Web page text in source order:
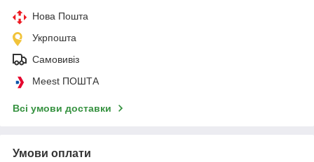
Нова Пошта
Укрпошта
Самовивіз
Meest ПОШТА
Всі умови доставки
Умови оплати